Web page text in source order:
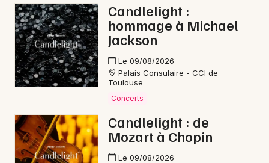
Candlelight :
hommage à Michael
Jackson
Le 09/08/2026
Palais Consulaire - CCI de
Toulouse
Concerts
Candlelight : de
Mozart à Chopin
Le 09/08/2026